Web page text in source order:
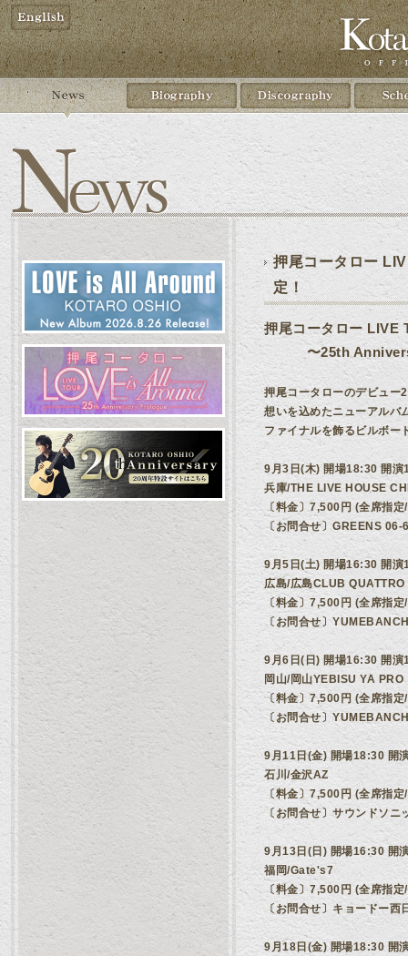
押尾コータロー
定！
押尾コータロー
〜25th
押尾コータローのデビュー
想いを込めたニューアル
ファイナルを飾るビルボー
9月3日(木) 開場18:30 開演
兵庫/THE LIVE HOUSE
〔料金〕7,500円 (全席指
〔お問合せ〕GREENS
9月5日(土) 開場16:30 開演
広島/広島CLUB QUATTRO
〔料金〕7,500円 (全席指
〔お問合せ〕
9月6日(日) 開場16:30 開演
岡山/岡山YEBISU YA PRO
〔料金〕7,500円 (全席指
〔お問合せ〕
9月11日(金) 開場18:30 開
石川/金沢AZ
〔料金〕7,500円 (全席指
〔お問合せ〕サウンドソ
9月13日(日) 開場16:30 開
福岡/Gate's7
〔料金〕7,500円 (全席指
〔お問合せ〕キョードー
9月18日(金) 開場18:30 開